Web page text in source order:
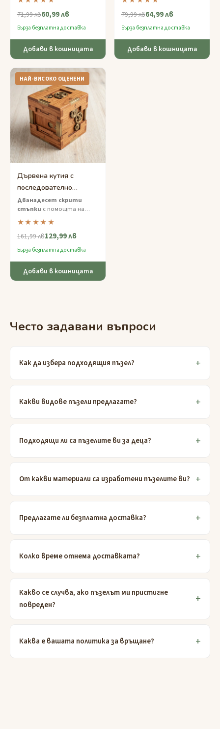
код — вълнуващо
изживяване в стая за
млади детективи.
71,99 лв60,99 лв
Бърза безплатна доставка
Добави в кошницата
визитки — функционална
елегантност за
професионалист.
79,99 лв64,99 лв
Бърза безплатна доставка
Добави в кошницата
НАЙ-ВИСОКО ОЦЕНЕНИ
Дървена кутия с
последователно
откриване — Експертно
решение в 12 стъпки
Дванадесет скрити
стъпки с помощта на
скрити инструменти и
тайни отделения —
шедьовър на
за експертни решавачи.
★★★★★
161,99 лв129,99 лв
Бърза безплатна доставка
Добави в кошницата
Често задавани въпроси
Как да избера подходящия пъзел?
Какви видове пъзели предлагате?
Подходящи ли са пъзелите ви за деца?
От какви материали са изработени пъзелите ви?
Предлагате ли безплатна доставка?
Колко време отнема доставката?
Какво се случва, ако пъзелът ми пристигне
повреден?
Каква е вашата политика за връщане?